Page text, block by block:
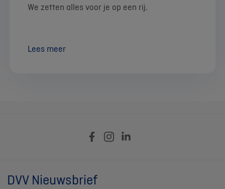
We zetten alles voor je op een rij.
Lees meer
DVV Nieuwsbrief